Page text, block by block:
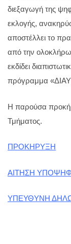
διεξαγωγή της
εκλογής,
αποστέλλει το
από την
εκδίδει
πρόγραμμα
Η παρούσα
Τμήματος.
ΠΡΟΚΗΡΥΞΗ
ΑΙΤΗΣΗ
ΥΠΕΥΘΥΝΗ